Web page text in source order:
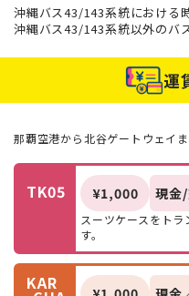
143
ー
143
ー
KAR
-CHA ー
ー
TK05
ー
ー
沖縄バス43/143系統における
沖縄バス43/143系統以外のバ
運
那覇空港から北谷ゲートウェイま
TK05 ¥1,000 現金
スーツケースをト
す。
KAR